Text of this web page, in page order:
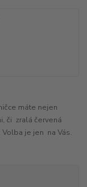
máte nejen
či zralá červená
je jen na Vás.